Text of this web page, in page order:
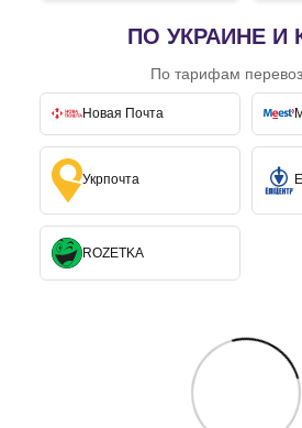
ПО УКРАИНЕ И
По тарифам
Новая Почта
Укрпочта
ROZETKA